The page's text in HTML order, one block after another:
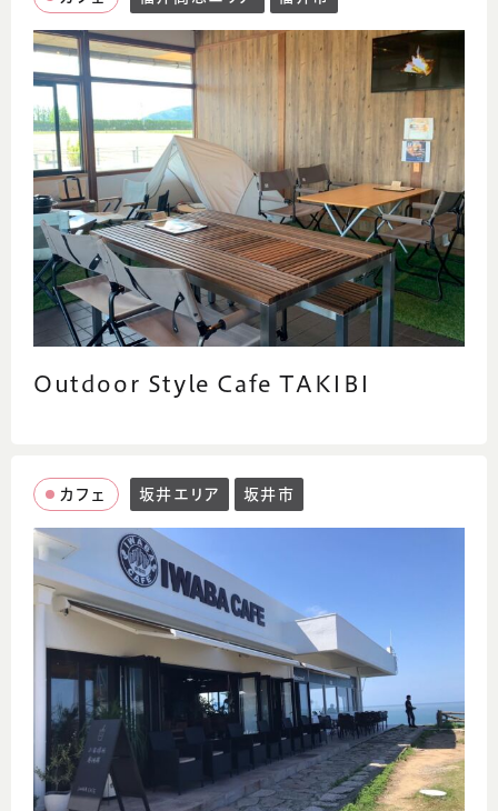
Outdoor Style Cafe TAKIBI
カフェ 坂井エリア 坂井市